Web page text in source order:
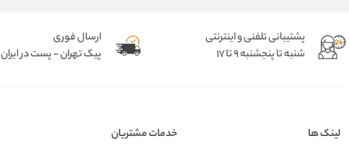
پشتیبانی تلفنی و اینترنتی
شنبه تا پنجشنبه 9 تا 17
ارسال فوری
پیک تهران - پست در ایران
لینک ها خدمات مشتریان